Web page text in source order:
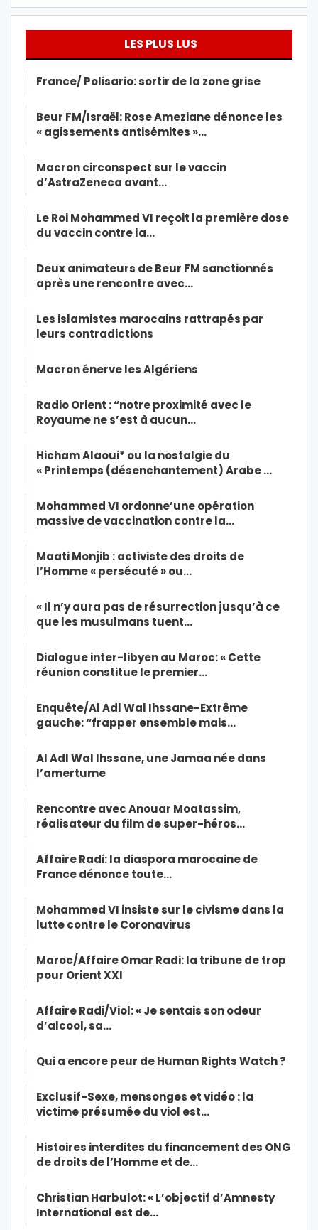
LES PLUS LUS
France/ Polisario: sortir de la zone grise
Beur FM/Israël: Rose Ameziane dénonce les
« agissements antisémites »…
Macron circonspect sur le vaccin
d’AstraZeneca avant…
Le Roi Mohammed VI reçoit la première dose
du vaccin contre la…
Deux animateurs de Beur FM sanctionnés
après une rencontre avec…
Les islamistes marocains rattrapés par
leurs contradictions
Macron énerve les Algériens
Radio Orient : “notre proximité avec le
Royaume ne s’est à aucun…
Hicham Alaoui* ou la nostalgie du
« Printemps (désenchantement) Arabe …
Mohammed VI ordonne’une opération
massive de vaccination contre la…
Maati Monjib : activiste des droits de
l’Homme « persécuté » ou…
« Il n’y aura pas de résurrection jusqu’à ce
que les musulmans tuent…
Dialogue inter-libyen au Maroc: « Cette
réunion constitue le premier…
Enquête/Al Adl Wal Ihssane-Extrême
gauche: “frapper ensemble mais…
Al Adl Wal Ihssane, une Jamaa née dans
l’amertume
Rencontre avec Anouar Moatassim,
réalisateur du film de super-héros…
Affaire Radi: la diaspora marocaine de
France dénonce toute…
Mohammed VI insiste sur le civisme dans la
lutte contre le Coronavirus
Maroc/Affaire Omar Radi: la tribune de trop
pour Orient XXI
Affaire Radi/Viol: « Je sentais son odeur
d’alcool, sa…
Qui a encore peur de Human Rights Watch ?
Exclusif-Sexe, mensonges et vidéo : la
victime présumée du viol est…
Histoires interdites du financement des ONG
de droits de l’Homme et de…
Christian Harbulot: « L’objectif d’Amnesty
International est de…